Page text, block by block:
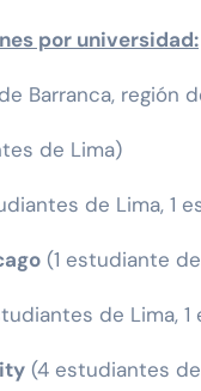
por universidad:
Barranca, región
de Lima)
de Lima, 1
(1 estudiante
de Lima,
(4 estudiantes